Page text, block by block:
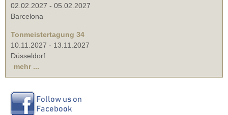
02.02.2027 - 05.02.2027
Barcelona
Tonmeistertagung 34
10.11.2027 - 13.11.2027
Düsseldorf
mehr ...